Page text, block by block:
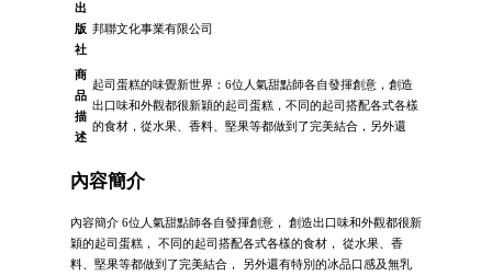
出
版
社
邦聯文化事業有限公司
商
品
描
述
起司蛋糕的味覺新世界：6位人氣甜點師各自發揮創意，創造
出口味和外觀都很新穎的起司蛋糕，不同的起司搭配各式各樣
的食材，從水果、香料、堅果等都做到了完美結合，另外還
內容簡介
內容簡介 6位人氣甜點師各自發揮創意， 創造出口味和外觀都很新
穎的起司蛋糕， 不同的起司搭配各式各樣的食材， 從水果、香
料、堅果等都做到了完美結合， 另外還有特別的冰品口感及無乳